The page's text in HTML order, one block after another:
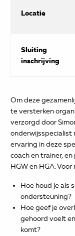
Locatie
Sluiting
inschrijving
Om deze
te versterken
verzorgd door
onderwijsspecialist
ervaring in deze
coach en trainer,
HGW en HGA.
Hoe houd je als
ondersteuning?
Hoe geef je
gehoord voelt
komt?